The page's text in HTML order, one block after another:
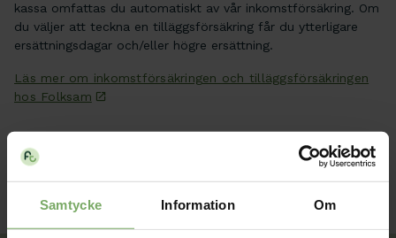
Samtycke Information Om
kassa omfattas du automatiskt av vår inkomstförsäkring. Om
du väljer att teckna en tilläggsförsäkring får du ytterligare
ersättningsdagar och/eller högre ersättning.
Läs mer om inkomstförsäkringen och tilläggsförsäkringen
hos Folksam